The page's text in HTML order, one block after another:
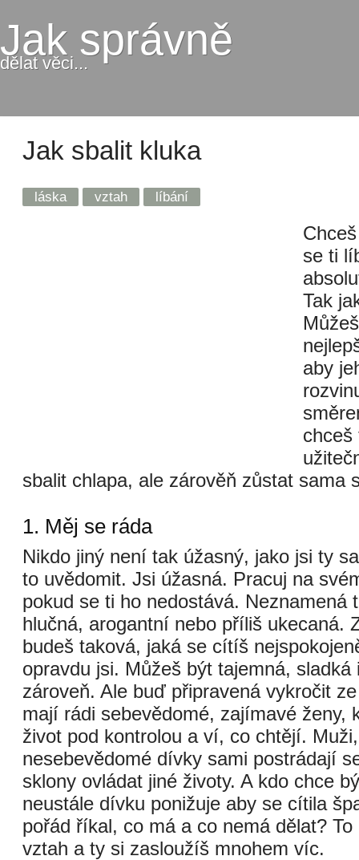
Jak správně
dělat věci...
Jak sbalit kluka
láska vztah líbání
se ti
Tak
aby
chceš
sbalit chlapa, ale zárověň zůstat sama
1. Měj se ráda
Nikdo jiný není tak úžasný, jako jsi ty
to uvědomit. Jsi úžasná. Pracuj na
pokud se ti ho nedostává. Neznamená
hlučná, arogantní nebo příliš ukecaná.
budeš taková, jaká se cítíš
opravdu jsi. Můžeš být tajemná, sladká
zároveň. Ale buď připravená vykročit
mají rádi sebevědomé, zajímavé ženy,
život pod kontrolou a ví, co chtějí.
nesebevědomé dívky sami postrádají
sklony ovládat jiné životy. A kdo chce
neustále dívku ponižuje aby se cítila
pořád říkal, co má a co nemá dělat?
vztah a ty si zasloužíš mnohem víc.